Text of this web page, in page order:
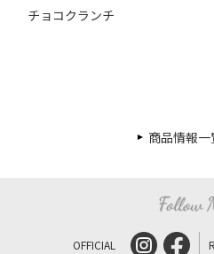
チョコクランチ
商品情報一
OFFICIAL